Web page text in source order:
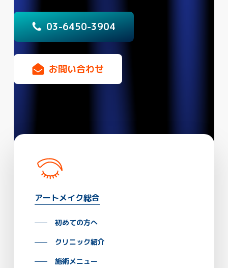
03-6450-3904
お問い合わせ
アートメイク総合
初めての方へ
クリニック紹介
施術メニュー